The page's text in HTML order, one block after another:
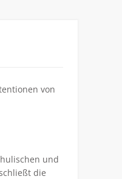
von
und
die